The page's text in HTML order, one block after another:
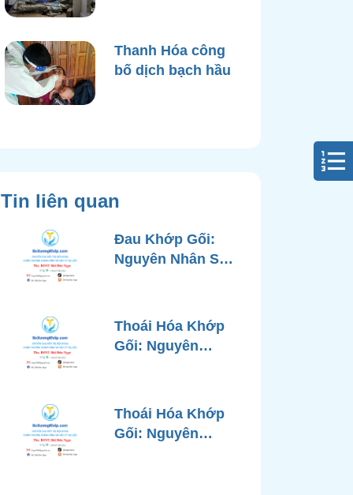
Yagi
Thanh Hóa công
bố dịch bạch hầu
Tin liên quan
Đau Khớp Gối:
Nguyên Nhân Sâu
Phương Pháp
Điều Trị Tiên Tiến
Từ Góc Nhìn Bác
Thoái Hóa Khớp
Gối: Nguyên
Đoán và Các
Phương Pháp
Điều Trị Chuẩn Y
Thoái Hóa Khớp
Gối: Nguyên